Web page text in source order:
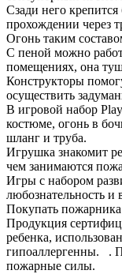
Сзади него
прохождении через
Огонь таким
С пеной можно
помещениях, она
Конструкторы
осуществить
В игровой набор
костюме, огонь в
шланг и труба.
Игрушка знакомит
чем занимаются
Игры с набором
любознательность и
Покупать пожарника
Продукция
ребенка,
гипоаллергенны. .
пожарные силы.